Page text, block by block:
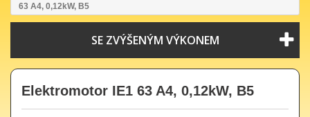
63 A4, 0,12kW, B5
SE ZVÝŠENÝM VÝKONEM
Elektromotor IE1 63 A4, 0,12kW, B5